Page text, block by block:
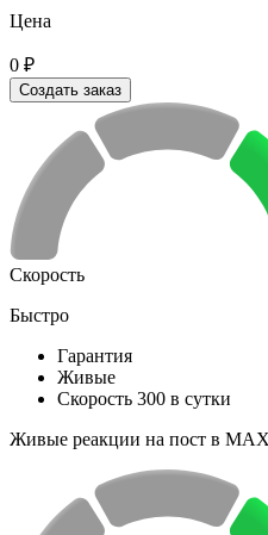
Цена
0 ₽
Создать заказ
Скорость
Быстро
Гарантия
Живые
Скорость 300 в сутки
Живые реакции на пост в